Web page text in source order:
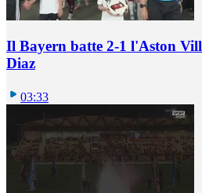
Il Bayern batte 2-1 l'Aston
Diaz
03:33